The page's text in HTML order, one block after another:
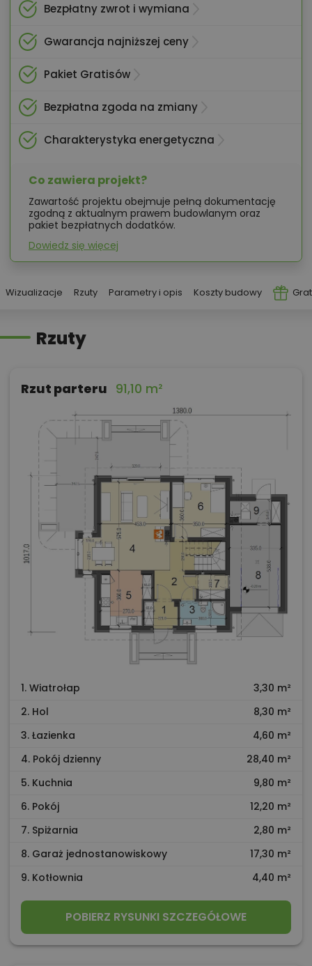
Bezpłatny zwrot i wymiana
Gwarancja najniższej ceny
Pakiet Gratisów
Bezpłatna zgoda na zmiany
Charakterystyka energetyczna
Co zawiera projekt?
Zawartość projektu obejmuje pełną dokumentację
zgodną z aktualnym prawem budowlanym oraz
pakiet bezpłatnych dodatków.
Dowiedz się więcej
Wizualizacje Rzuty Parametry i opis Koszty budowy
Rzuty
Rzut parteru 91,10 m²
1. Wiatrołap
3,30 m²
2. Hol
8,30 m²
3. Łazienka
4,60 m²
4. Pokój dzienny
28,40 m²
5. Kuchnia
9,80 m²
6. Pokój
12,20 m²
7. Spiżarnia
2,80 m²
8. Garaż jednostanowiskowy
17,30 m²
9. Kotłownia
4,40 m²
POBIERZ RYSUNKI SZCZEGÓŁOWE